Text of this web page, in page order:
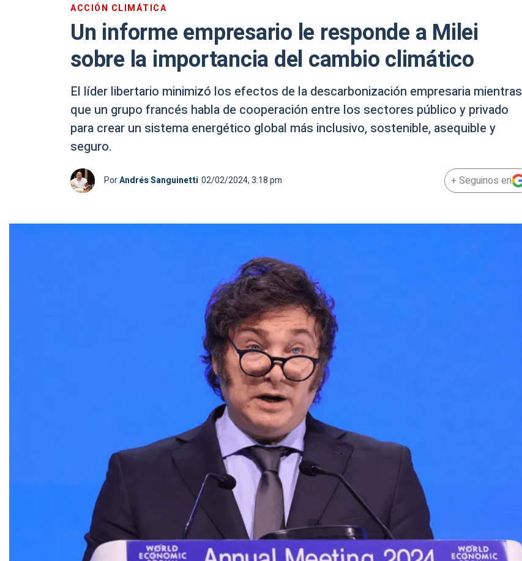
ACCIÓN CLIMÁTICA
Un informe empresario le responde a Milei
sobre la importancia del cambio climático
El líder libertario minimizó los efectos de la descarbonización empresaria mientras
que un grupo francés habla de cooperación entre los sectores público y privado
para crear un sistema energético global más inclusivo, sostenible, asequible y
seguro.
PorAndrés Sanguinetti 02/02/2024, 3:18 pm + Seguinos en